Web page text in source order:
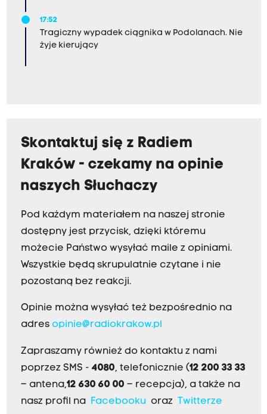
17:52
Tragiczny wypadek ciągnika w Podolanach. Nie
żyje kierujący
Skontaktuj się z Radiem
Kraków - czekamy na opinie
naszych Słuchaczy
Pod każdym materiałem na naszej stronie
dostępny jest przycisk, dzięki któremu
możecie Państwo wysyłać maile z opiniami.
Wszystkie będą skrupulatnie czytane i nie
pozostaną bez reakcji.
Opinie można wysyłać też bezpośrednio na
adres opinie@radiokrakow.pl
Zapraszamy również do kontaktu z nami
poprzez SMS - 4080, telefonicznie (12 200 33 33
– antena,12 630 60 00 – recepcja), a także na
nasz profil na
Facebookuoraz Twitterze